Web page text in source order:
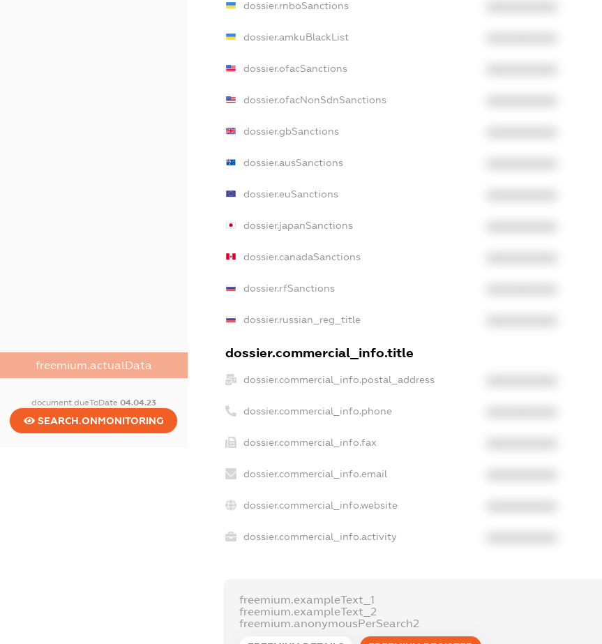
freemium.actualData
document.dueToDate 04.04.23
SEARCH.ONMONITORING
dossier.rnboSanctions
dossier.amkuBlackList
dossier.ofacSanctions
dossier.ofacNonSdnSanctions
dossier.gbSanctions
dossier.ausSanctions
dossier.euSanctions
dossier.japanSanctions
dossier.canadaSanctions
dossier.rfSanctions
dossier.russian_reg_title
dossier.commercial_info.title
dossier.commercial_info.postal_address
dossier.commercial_info.phone
dossier.commercial_info.fax
dossier.commercial_info.email
dossier.commercial_info.website
dossier.commercial_info.activity
freemium.exampleText_1
freemium.exampleText_2
freemium.anonymousPerSearch2